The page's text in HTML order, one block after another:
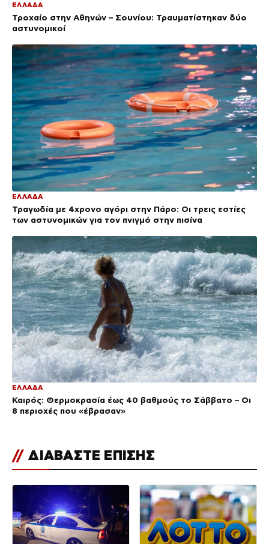
ΕΛΛΑΔΑ
Τροχαίο στην Αθηνών – Σουνίου: Τραυματίστηκαν δύο
αστυνομικοί
ΕΛΛΑΔΑ
Τραγωδία με 4χρονο αγόρι στην Πάρο: Οι τρεις εστίες
των αστυνομικών για τον πνιγμό στην πισίνα
ΕΛΛΑΔΑ
Καιρός: Θερμοκρασία έως 40 βαθμούς το Σάββατο – Οι
8 περιοχές που «έβρασαν»
// ΔΙΑΒΑΣΤΕ ΕΠΙΣΗΣ